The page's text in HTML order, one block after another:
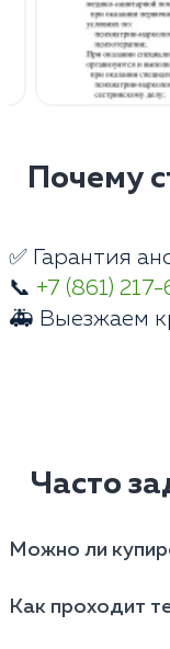
Почему
✅ Гарантия
📞 +7 (861)
🚑 Выезжаем
Часто
Можно ли
Как проходит